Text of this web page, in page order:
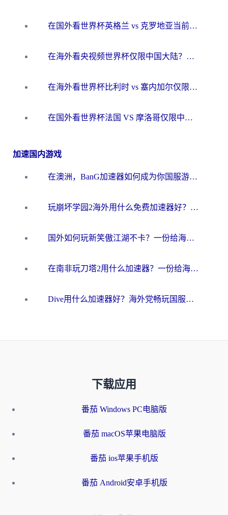
在国外看世界杯英格兰 vs 克罗地亚当前地区不可播放？这篇指南帮你搞定所有海外观赛难题
在海外看央视频世界杯仅限中国大陆？这篇指南帮你解锁中文解说+无卡顿直播
在海外看世界杯比利时 vs 塞内加尔仅限中国大陆？我找到了最流畅的中文解说之路
在国外看世界杯法国 VS 摩洛哥仅限中国大陆？海外党这样看中文解说赛事不卡顿
加速国内游戏
在澳洲，BanG加速器如何成为你国服游戏的“时光机”？
玩崩坏学园2海外用什么免费加速器好？2026海外党亲测国服游戏加速指南
国外如何玩新笑傲江湖不卡？一份给海外游子的终极网络指南
在南非玩刀塔2用什么加速器？一份给海外游子的终极生存指南
Dive用什么加速器好？海外党畅玩国服游戏的终极避坑指南
下载应用
番茄 Windows PC电脑版
番茄 macOS苹果电脑版
番茄 ios苹果手机版
番茄 Android安卓手机版